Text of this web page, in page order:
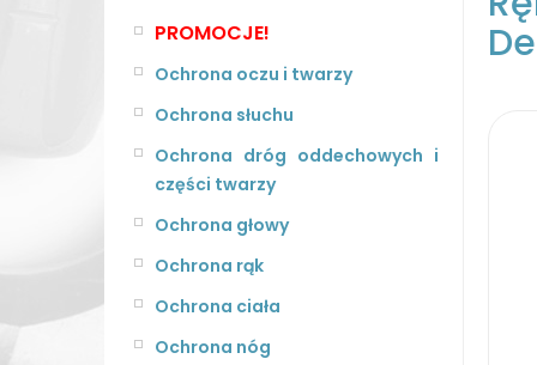
PROMOCJE!
Ochrona oczu i twarzy
Ochrona słuchu
Ochrona dróg oddechowych i
części twarzy
Ochrona głowy
Ochrona rąk
Ochrona ciała
Ochrona nóg